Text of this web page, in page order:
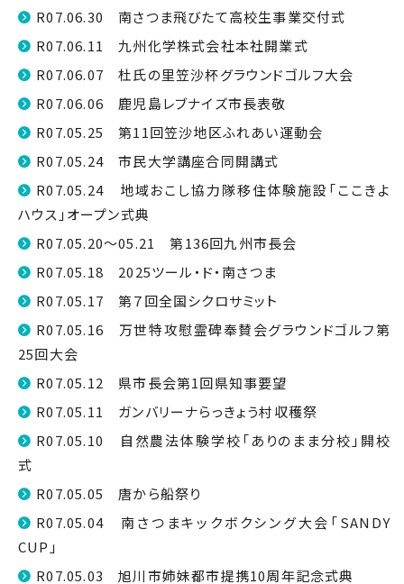
R07.06.30 南さつま飛びたて高校生事業交付式
R07.06.11 九州化学株式会社本社開業式
R07.06.07 杜氏の里笠沙杯グラウンドゴルフ大会
R07.06.06 鹿児島レブナイズ市長表敬
R07.05.25 第11回笠沙地区ふれあい運動会
R07.05.24 市民大学講座合同開講式
R07.05.24 地域おこし協力隊移住体験施設「ここきよ
ハウス」オープン式典
R07.05.20～05.21 第136回九州市長会
R07.05.18 2025ツール・ド・南さつま
R07.05.17 第７回全国シクロサミット
R07.05.16 万世特攻慰霊碑奉賛会グラウンドゴルフ第
25回大会
R07.05.12 県市長会第1回県知事要望
R07.05.11 ガンバリーナらっきょう村収穫祭
R07.05.10 自然農法体験学校「ありのまま分校」開校
式
R07.05.05 唐から船祭り
R07.05.04 南さつまキックボクシング大会「SANDY
CUP」
R07.05.03 旭川市姉妹都市提携10周年記念式典